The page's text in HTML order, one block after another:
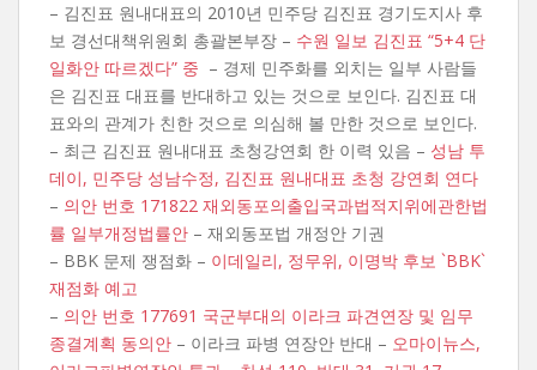
– 김진표 원내대표의 2010년 민주당 김진표 경기도지사 후
보 경선대책위원회 총괄본부장 – 수원 일보 김진표 “5+4 단
일화안 따르겠다” 중 – 경제 민주화를 외치는 일부 사람들
은 김진표 대표를 반대하고 있는 것으로 보인다. 김진표 대
표와의 관계가 친한 것으로 의심해 볼 만한 것으로 보인다.
– 최근 김진표 원내대표 초청강연회 한 이력 있음 – 성남 투
데이, 민주당 성남수정, 김진표 원내대표 초청 강연회 연다
– 의안 번호 171822 재외동포의출입국과법적지위에관한법
률 일부개정법률안 – 재외동포법 개정안 기권
– BBK 문제 쟁점화 – 이데일리, 정무위, 이명박 후보 `BBK`
재점화 예고
– 의안 번호 177691 국군부대의 이라크 파견연장 및 임무
종결계획 동의안 – 이라크 파병 연장안 반대 – 오마이뉴스,